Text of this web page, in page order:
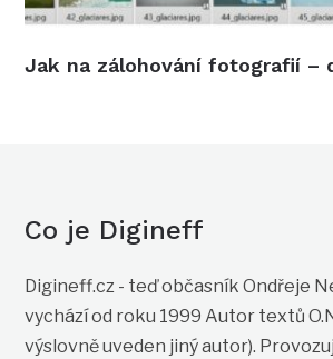
Jak na zálohování fotografií –
Co je Digineff
Digineff.cz - teď občasník Ondřeje
vychází od roku 1999 Autor textů
výslovně uveden jiný autor).